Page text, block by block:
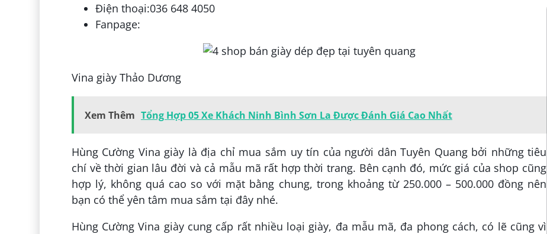
Điện thoại:036 648 4050
Fanpage:
Vina giày Thảo Dương
Xem Thêm Tổng Hợp 05 Xe Khách Ninh Bình Sơn La Được Đánh Giá Cao Nhất
Hùng Cường Vina giày là địa chỉ mua sắm uy tín của người dân Tuyên Quang bởi những tiêu
chí về thời gian lâu đời và cả mẫu mã rất hợp thời trang. Bên cạnh đó, mức giá của shop cũng
hợp lý, không quá cao so với mặt bằng chung, trong khoảng từ 250.000 – 500.000 đồng nên
bạn có thể yên tâm mua sắm tại đây nhé.
Hùng Cường Vina giày cung cấp rất nhiều loại giày, đa mẫu mã, đa phong cách, có lẽ cũng vì